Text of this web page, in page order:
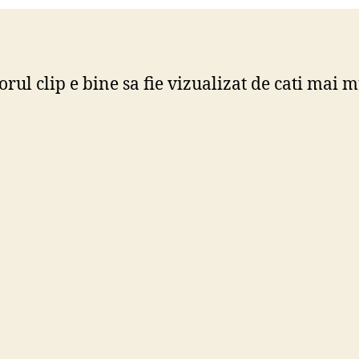
clip e bine sa fie vizualizat de cati mai